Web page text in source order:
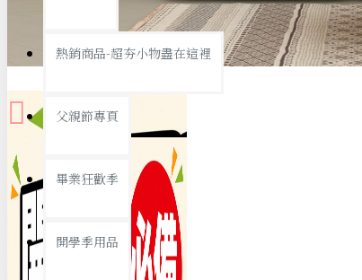
銅板精選
19元專區
熱銷商品-超夯小物盡在這裡
父親節專頁
畢業狂歡季
開學季用品